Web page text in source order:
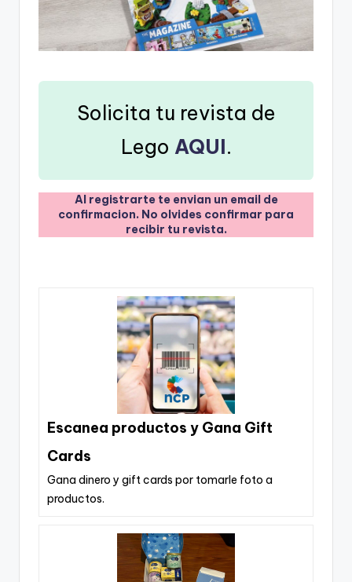
Solicita tu revista de
Lego AQUI.
Al registrarte te envian un email de
confirmacion. No olvides confirmar para
recibir tu revista.
Escanea productos y Gana Gift
Cards
Gana dinero y gift cards por tomarle foto a
productos.